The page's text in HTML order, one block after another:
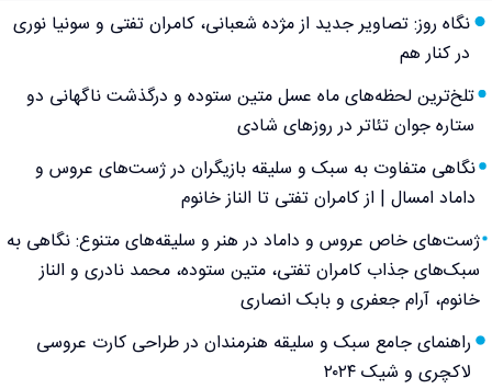
نگاه روز: تصاویر جدید از مژده شعبانی، کامران تفتی و سونیا نوری
در کنار هم
تلخ‌ترین لحظه‌های ماه عسل متین ستوده و درگذشت ناگهانی دو
ستاره جوان تئاتر در روزهای شادی
نگاهی متفاوت به سبک و سلیقه بازیگران در ژست‌های عروس و
داماد امسال | از کامران تفتی تا الناز خانوم
ژست‌های خاص عروس و داماد در هنر و سلیقه‌های متنوع: نگاهی به
سبک‌های جذاب کامران تفتی، متین ستوده، محمد نادری و الناز
خانوم، آرام جعفری و بابک انصاری
راهنمای جامع سبک و سلیقه هنرمندان در طراحی کارت عروسی
لاکچری و شیک ۲۰۲۴